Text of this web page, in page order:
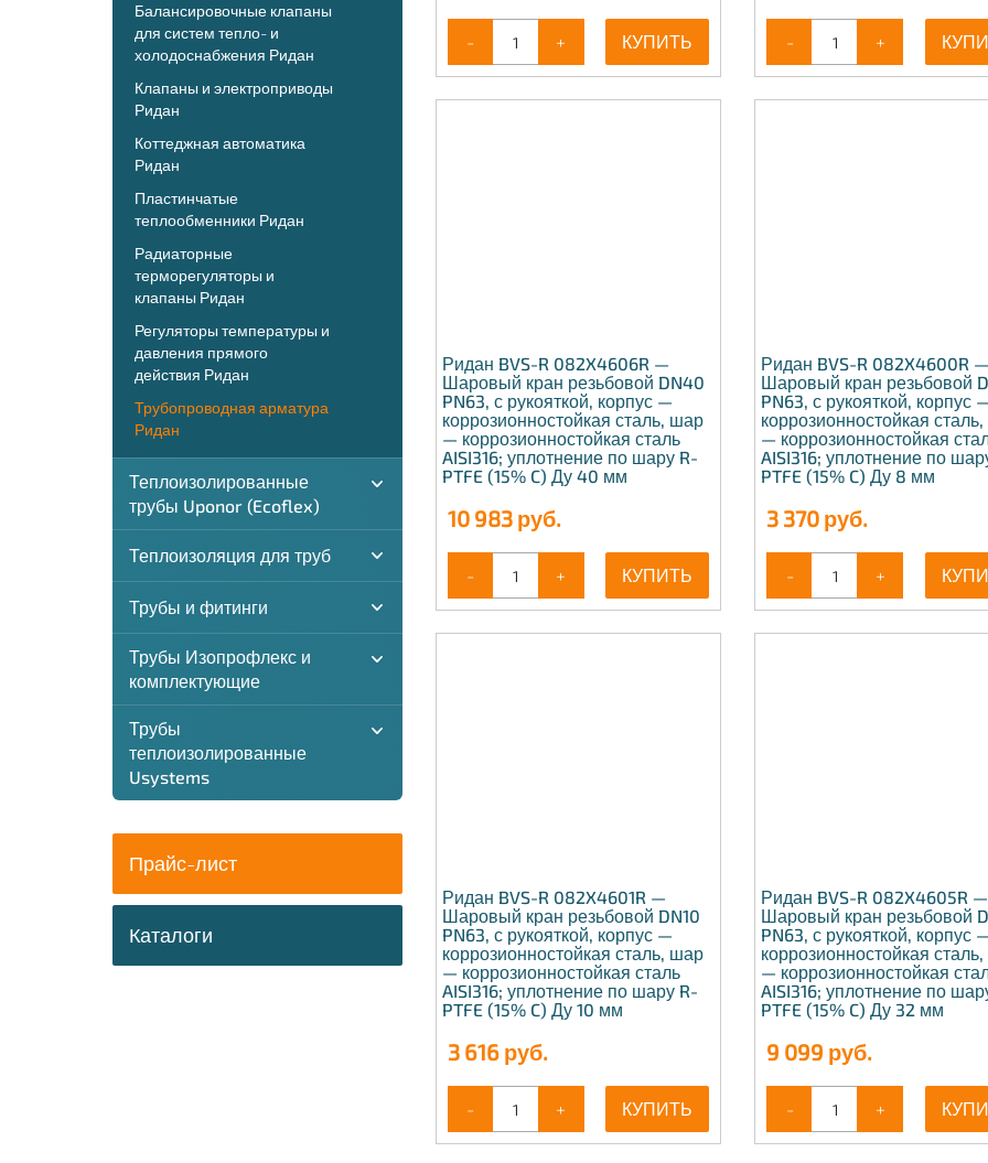
Балансировочные клапаны
для систем тепло- и
холодоснабжения Ридан
Клапаны и электроприводы
Ридан
Коттеджная автоматика
Ридан
Пластинчатые
теплообменники Ридан
Радиаторные
терморегуляторы и
клапаны Ридан
Регуляторы температуры и
давления прямого
действия Ридан
Трубопроводная арматура
Ридан
Теплоизолированные
трубы Uponor (Ecoflex)
Теплоизоляция для труб
Трубы и фитинги
Трубы Изопрофлекс и
комплектующие
Трубы
теплоизолированные
Usystems
Прайс-лист
Каталоги
- + КУПИТЬ - +
Ридан BVS-R 082X4606R —
Шаровый кран резьбовой DN40
PN63, с рукояткой, корпус —
коррозионностойкая сталь, шар
— коррозионностойкая сталь
AISI316; уплотнение по шару R-
PTFE (15% C) Ду 40 мм
10 983руб.
- + КУПИТЬ
Ридан BVS-R 082X4600R —
Шаровый кран резьбовой
PN63, с рукояткой, корпус
коррозионностойкая
— коррозионностойкая
AISI316; уплотнение по
PTFE (15% C) Ду 8 мм
3 370 руб.
- +
Ридан BVS-R 082X4601R —
Шаровый кран резьбовой DN10
PN63, с рукояткой, корпус —
коррозионностойкая сталь, шар
— коррозионностойкая сталь
AISI316; уплотнение по шару R-
PTFE (15% C) Ду 10 мм
3 616руб.
- + КУПИТЬ
Ридан BVS-R 082X4605R —
Шаровый кран резьбовой
PN63, с рукояткой, корпус
коррозионностойкая
— коррозионностойкая
AISI316; уплотнение по
PTFE (15% C) Ду 32 мм
9 099 руб.
- +